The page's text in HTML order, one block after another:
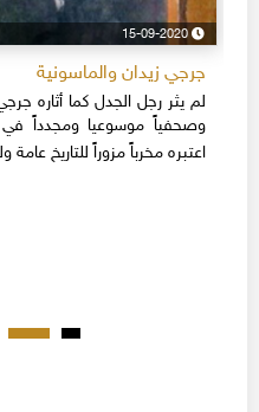
15-09-2020
جرجي زيدان والماسونية
لم يثر رجل الجدل كما أثاره
وصحفياً موسوعيا ومجدداً في
اعتبره مخرباً مزوراً للتاريخ عامة